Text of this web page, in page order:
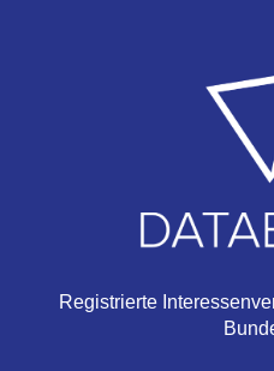
Registrierte